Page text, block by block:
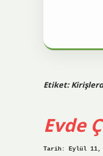
Etiket:
Evde
Tarih: Eylül 11,